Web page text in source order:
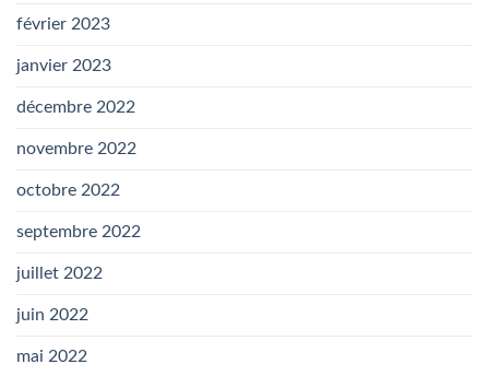
février 2023
janvier 2023
décembre 2022
novembre 2022
octobre 2022
septembre 2022
juillet 2022
juin 2022
mai 2022